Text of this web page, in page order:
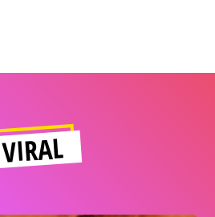
VIRAL